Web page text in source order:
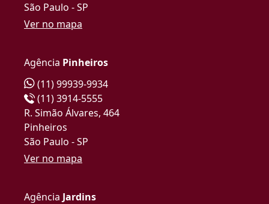
São Paulo - SP
Ver no mapa
Agência Pinheiros
(11) 99939-9934
(11) 3914-5555
R. Simão Álvares, 464
Pinheiros
São Paulo - SP
Ver no mapa
Agência Jardins